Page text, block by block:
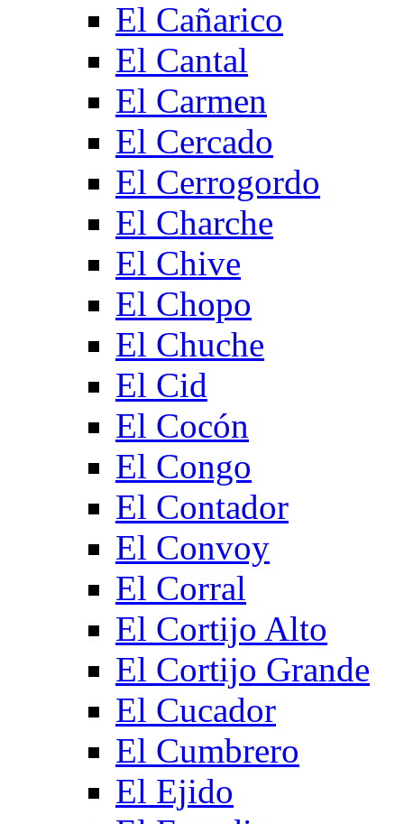
El Cañarico
El Cantal
El Carmen
El Cercado
El Cerrogordo
El Charche
El Chive
El Chopo
El Chuche
El Cid
El Cocón
El Congo
El Contador
El Convoy
El Corral
El Cortijo Alto
El Cortijo Grande
El Cucador
El Cumbrero
El Ejido